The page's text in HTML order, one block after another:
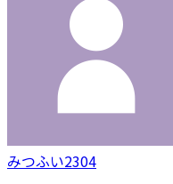
みつふい2304